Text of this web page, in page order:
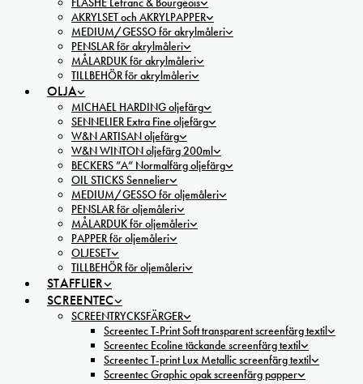
AKRYLSET och AKRYLPAPPER
MEDIUM/GESSO för akrylmåleri
PENSLAR för akrylmåleri
MÅLARDUK för akrylmåleri
TILLBEHÖR för akrylmåleri
OLJA
MICHAEL HARDING oljefärg
SENNELIER Extra Fine oljefärg
W&N ARTISAN oljefärg
W&N WINTON oljefärg 200ml
BECKERS ”A” Normalfärg oljefärg
OIL STICKS Sennelier
MEDIUM/GESSO för oljemåleri
PENSLAR för oljemåleri
MÅLARDUK för oljemåleri
PAPPER för oljemåleri
OLJESET
TILLBEHÖR för oljemåleri
STAFFLIER
SCREENTEC
SCREENTRYCKSFÄRGER
Screentec T-Print Soft transparent screenfärg textil
Screentec Ecoline täckande screenfärg textil
Screentec T-print Lux Metallic screenfärg textil
Screentec Graphic opak screenfärg papper